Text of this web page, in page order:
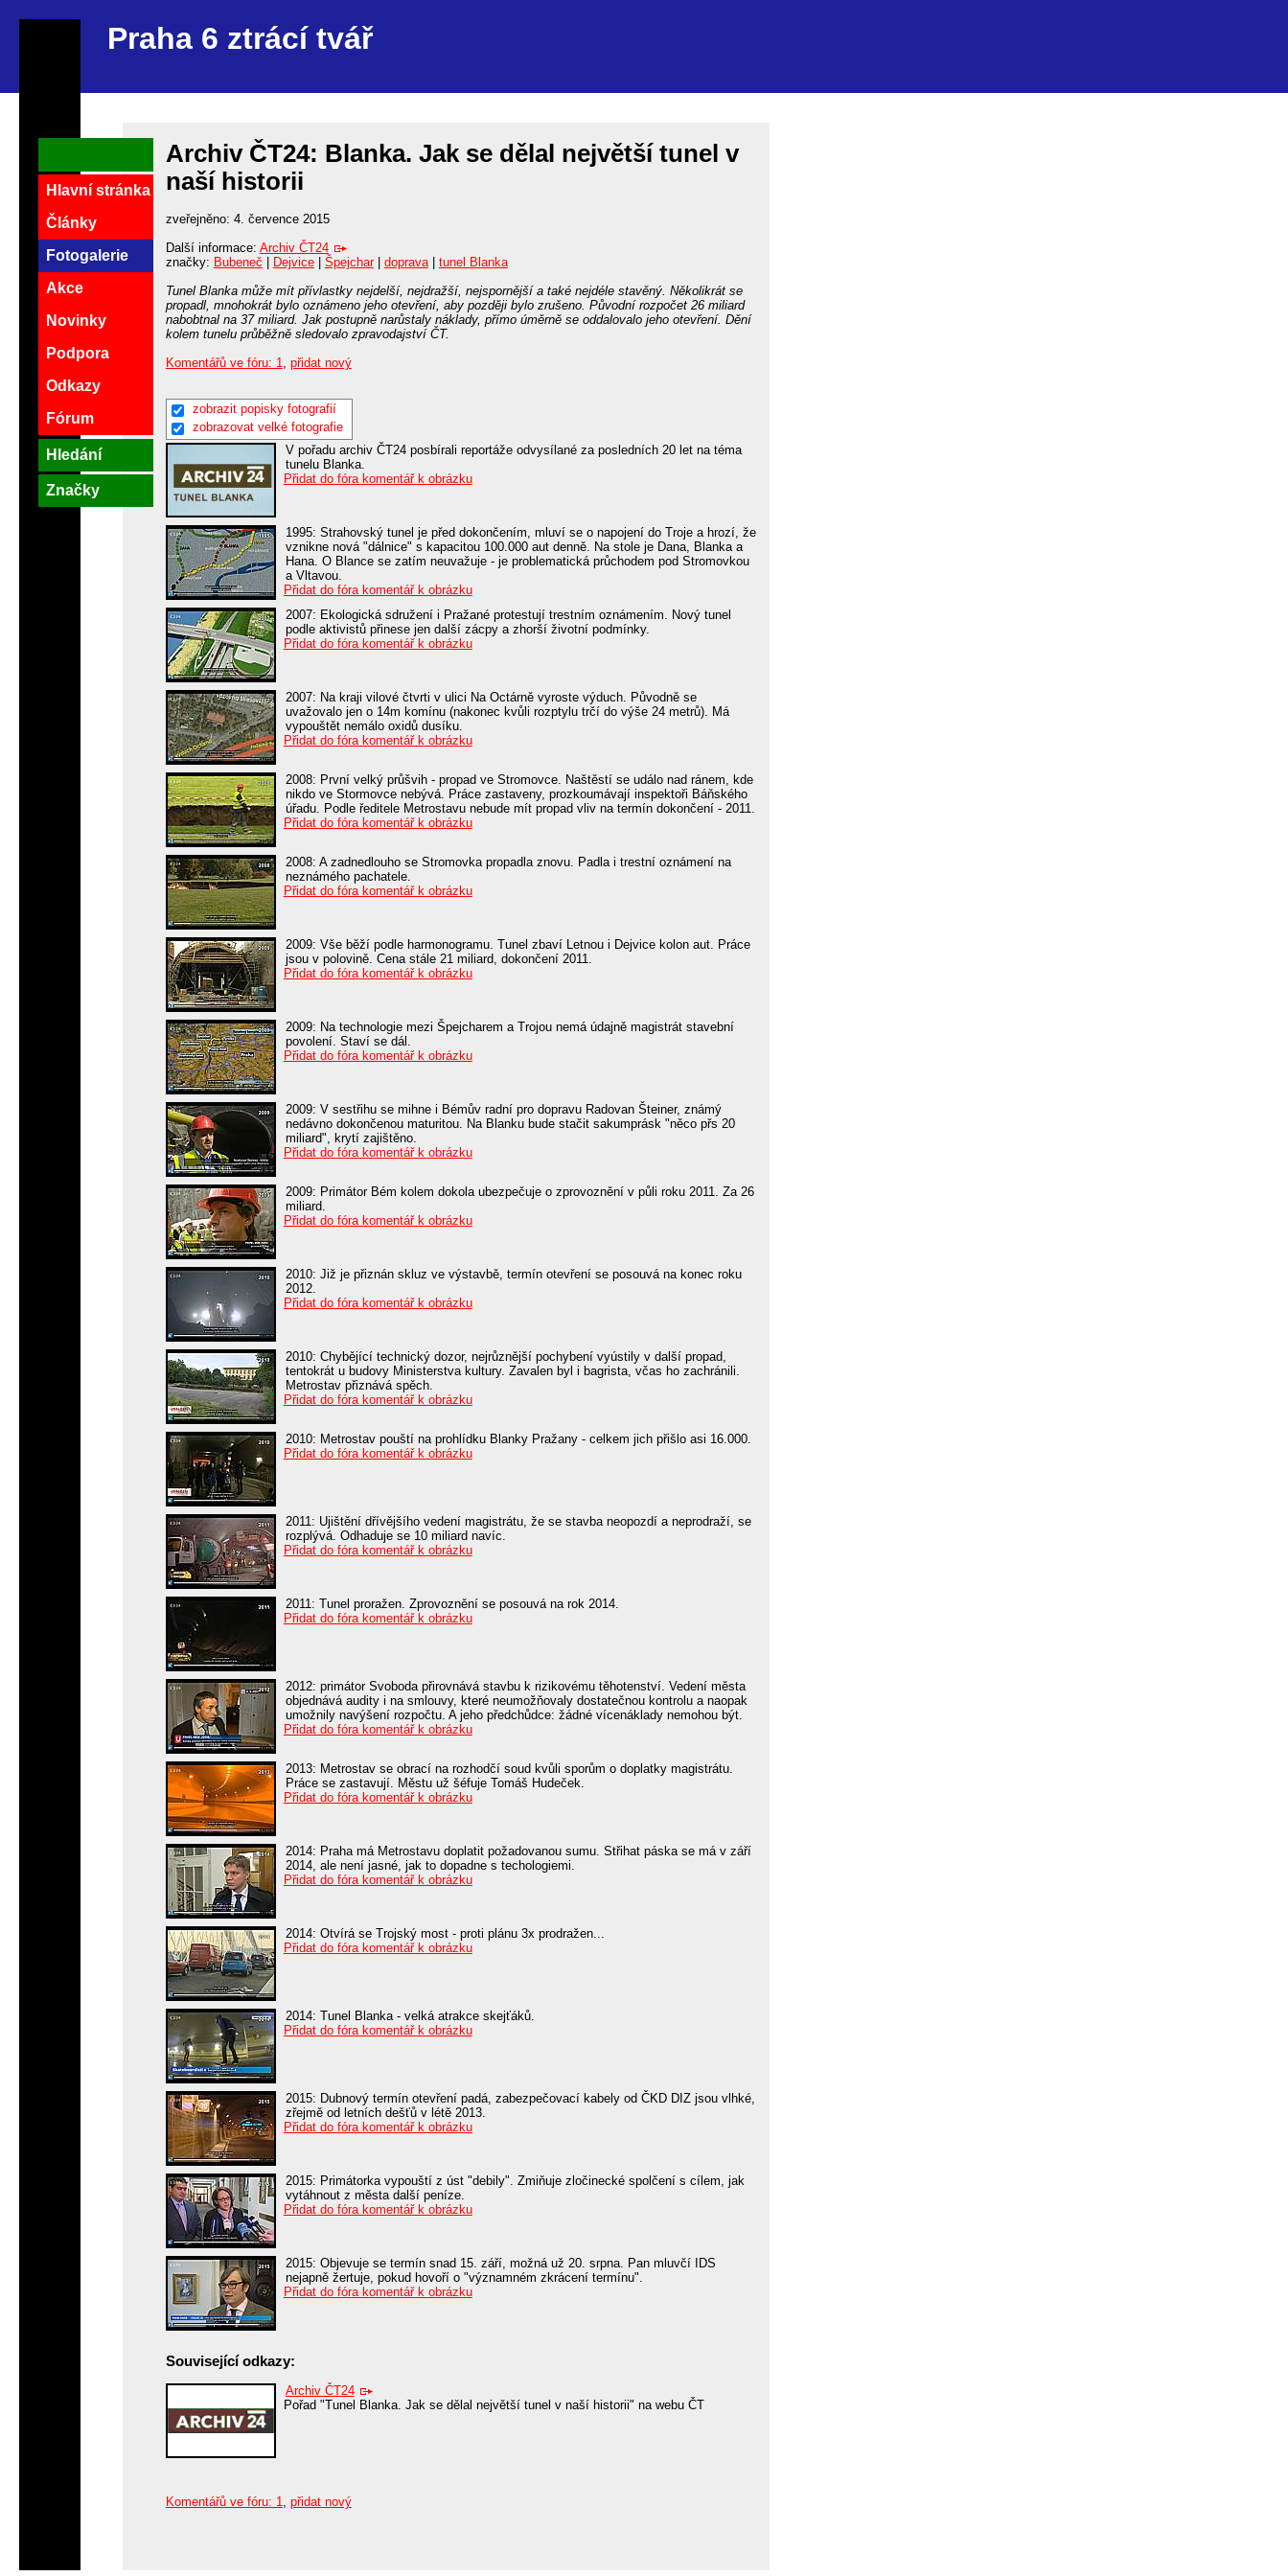
Praha 6 ztrácí tvář
Archiv ČT24: Blanka. Jak se dělal největší tunel v
naší historii
zveřejněno: 4. července 2015
Další informace: Archiv ČT24
značky: Bubeneč Dejvice| Špejchar| doprava| tunel Blanka
Tunel Blanka může mít přívlastky nejdelší, nejdražší, nejspornější a také nejdéle stavěný. Několikrát se
propadl, mnohokrát bylo oznámeno jeho otevření, aby později bylo zrušeno. Původní rozpočet 26 miliard
nabobtnal na 37 miliard. Jak postupně narůstaly náklady, přímo úměrně se oddalovalo jeho otevření. Dění
kolem tunelu průběžně sledovalo zpravodajství ČT.
Komentářů ve fóru: 1, přidat nový
zobrazit popisky fotografií
zobrazovat velké fotografie
V pořadu archiv ČT24 posbírali reportáže odvysílané za posledních 20 let na téma
tunelu Blanka.
Přidat do fóra komentář k obrázku
1995: Strahovský tunel je před dokončením, mluví se o napojení do Troje a hrozí, že
vznikne nová "dálnice" s kapacitou 100.000 aut denně. Na stole je Dana, Blanka a
Hana. O Blance se zatím neuvažuje - je problematická průchodem pod Stromovkou
a Vltavou.
Přidat do fóra komentář k obrázku
2007: Ekologická sdružení i Pražané protestují trestním oznámením. Nový tunel
podle aktivistů přinese jen další zácpy a zhorší životní podmínky.
Přidat do fóra komentář k obrázku
2007: Na kraji vilové čtvrti v ulici Na Octárně vyroste výduch. Původně se
uvažovalo jen o 14m komínu (nakonec kvůli rozptylu trčí do výše 24 metrů). Má
vypouštět nemálo oxidů dusíku.
Přidat do fóra komentář k obrázku
2008: První velký průšvih - propad ve Stromovce. Naštěstí se událo nad ránem, kde
nikdo ve Stormovce nebývá. Práce zastaveny, prozkoumávají inspektoři Báňského
úřadu. Podle ředitele Metrostavu nebude mít propad vliv na termín dokončení - 2011.
Přidat do fóra komentář k obrázku
2008: A zadnedlouho se Stromovka propadla znovu. Padla i trestní oznámení na
neznámého pachatele.
Přidat do fóra komentář k obrázku
2009: Vše běží podle harmonogramu. Tunel zbaví Letnou i Dejvice kolon aut. Práce
jsou v polovině. Cena stále 21 miliard, dokončení 2011.
Přidat do fóra komentář k obrázku
2009: Na technologie mezi Špejcharem a Trojou nemá údajně magistrát stavební
povolení. Staví se dál.
Přidat do fóra komentář k obrázku
2009: V sestřihu se mihne i Bémův radní pro dopravu Radovan Šteiner, známý
nedávno dokončenou maturitou. Na Blanku bude stačit sakumprásk "něco přs 20
miliard", krytí zajištěno.
Přidat do fóra komentář k obrázku
2009: Primátor Bém kolem dokola ubezpečuje o zprovoznění v půli roku 2011. Za 26
miliard.
Přidat do fóra komentář k obrázku
2010: Již je přiznán skluz ve výstavbě, termín otevření se posouvá na konec roku
2012.
Přidat do fóra komentář k obrázku
2010: Chybějící technický dozor, nejrůznější pochybení vyústily v další propad,
tentokrát u budovy Ministerstva kultury. Zavalen byl i bagrista, včas ho zachránili.
Metrostav přiznává spěch.
Přidat do fóra komentář k obrázku
2010: Metrostav pouští na prohlídku Blanky Pražany - celkem jich přišlo asi 16.000.
Přidat do fóra komentář k obrázku
2011: Ujištění dřívějšího vedení magistrátu, že se stavba neopozdí a neprodraží, se
rozplývá. Odhaduje se 10 miliard navíc.
Přidat do fóra komentář k obrázku
2011: Tunel proražen. Zprovoznění se posouvá na rok 2014.
Přidat do fóra komentář k obrázku
2012: primátor Svoboda přirovnává stavbu k rizikovému těhotenství. Vedení města
objednává audity i na smlouvy, které neumožňovaly dostatečnou kontrolu a naopak
umožnily navýšení rozpočtu. A jeho předchůdce: žádné vícenáklady nemohou být.
Přidat do fóra komentář k obrázku
2013: Metrostav se obrací na rozhodčí soud kvůli sporům o doplatky magistrátu.
Práce se zastavují. Městu už šéfuje Tomáš Hudeček.
Přidat do fóra komentář k obrázku
2014: Praha má Metrostavu doplatit požadovanou sumu. Střihat páska se má v září
2014, ale není jasné, jak to dopadne s techologiemi.
Přidat do fóra komentář k obrázku
2014: Otvírá se Trojský most - proti plánu 3x prodražen...
Přidat do fóra komentář k obrázku
2014: Tunel Blanka - velká atrakce skejťáků.
Přidat do fóra komentář k obrázku
2015: Dubnový termín otevření padá, zabezpečovací kabely od ČKD DIZ jsou vlhké,
zřejmě od letních dešťů v létě 2013.
Přidat do fóra komentář k obrázku
2015: Primátorka vypouští z úst "debily". Zmiňuje zločinecké spolčení s cílem, jak
vytáhnout z města další peníze.
Přidat do fóra komentář k obrázku
2015: Objevuje se termín snad 15. září, možná už 20. srpna. Pan mluvčí IDS
nejapně žertuje, pokud hovoří o "významném zkrácení termínu".
Přidat do fóra komentář k obrázku
Související odkazy:
Archiv ČT24
Pořad "Tunel Blanka. Jak se dělal největší tunel v naší historii" na webu ČT
Komentářů ve fóru: 1 přidat nový
Hlavní stránka
Články
Fotogalerie
Akce
Novinky
Podpora
Odkazy
Fórum
Hledání
Značky